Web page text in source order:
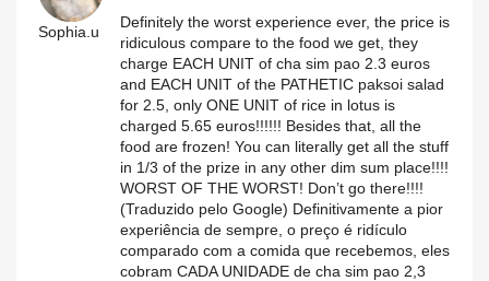
Sophia.u
Definitely the worst experience ever, the price is
ridiculous compare to the food we get, they
charge EACH UNIT of cha sim pao 2.3 euros
and EACH UNIT of the PATHETIC paksoi salad
for 2.5, only ONE UNIT of rice in lotus is
charged 5.65 euros!!!!!! Besides that, all the
food are frozen! You can literally get all the stuff
in 1/3 of the prize in any other dim sum place!!!!
WORST OF THE WORST! Don’t go there!!!!
(Traduzido pelo Google) Definitivamente a pior
experiência de sempre, o preço é ridículo
comparado com a comida que recebemos, eles
cobram CADA UNIDADE de cha sim pao 2,3